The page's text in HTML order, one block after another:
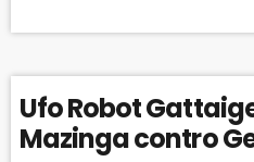
Y
A
C
K
R
W
A
R
Ufo Robot
Mazinga contro